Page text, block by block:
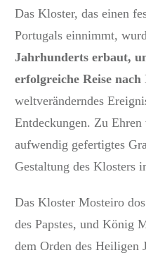
Das Kloster, das einen
Portugals einnimmt,
Jahrhunderts erbaut,
erfolgreiche Reise
weltveränderndes
Entdeckungen. Zu
aufwendig gefertigtes
Gestaltung des Klosters
Das Kloster Mosteiro
des Papstes, und König
dem Orden des Heiligen